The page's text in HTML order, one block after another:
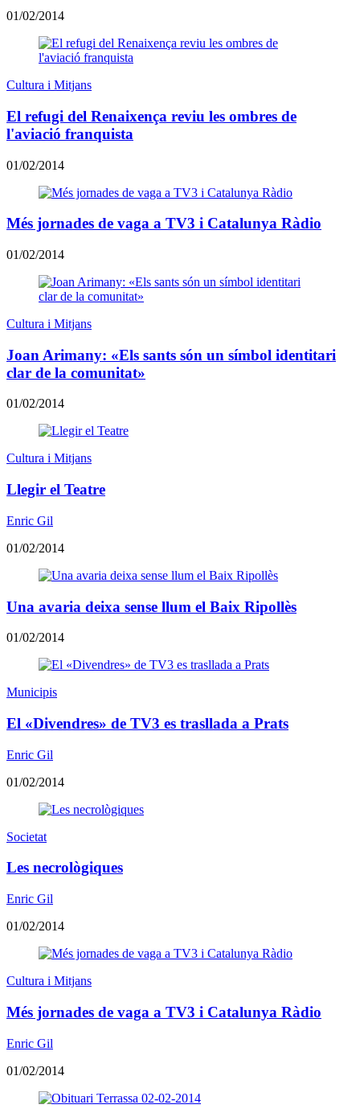
01/02/2014
Cultura i Mitjans
El refugi del Renaixença reviu les ombres de
l'aviació franquista
01/02/2014
Més jornades de vaga a TV3 i Catalunya Ràdio
01/02/2014
Cultura i Mitjans
Joan Arimany: «Els sants són un símbol identitari
clar de la comunitat»
01/02/2014
Cultura i Mitjans
Llegir el Teatre
Enric Gil
01/02/2014
Una avaria deixa sense llum el Baix Ripollès
01/02/2014
Municipis
El «Divendres» de TV3 es trasllada a Prats
Enric Gil
01/02/2014
Societat
Les necrològiques
Enric Gil
01/02/2014
Cultura i Mitjans
Més jornades de vaga a TV3 i Catalunya Ràdio
Enric Gil
01/02/2014